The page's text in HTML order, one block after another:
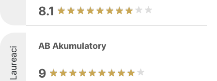
8.1
Laureaci AB Akumulatory
9